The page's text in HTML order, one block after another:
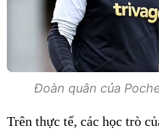
Đoàn quân của
Trên thực tế, các học trò